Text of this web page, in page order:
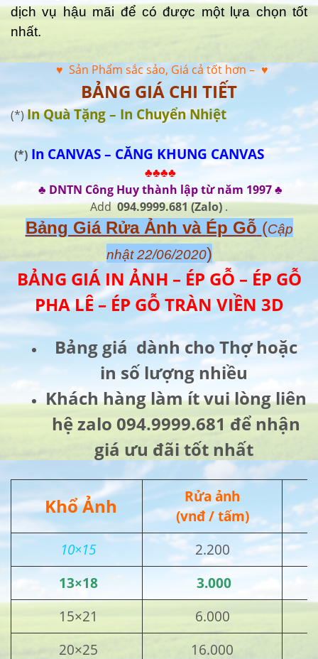
dịch vụ hậu mãi để có được một lựa chọn tốt
nhất.
♥ Sản Phẩm sắc sảo, Giá cả tốt hơn – ♥
BẢNG GIÁ CHI TIẾT
(*)In Quà Tặng – In Chuyển Nhiệt
(*) In CANVAS – CĂNG KHUNG CANVAS
♣♣♣♣
♣ DNTN Công Huy thành lập từ năm 1997 ♣
Add094.9999.681(Zalo).
Bảng Giá Rửa Ảnh và Ép Gỗ (Cập
nhật 22/06/2020)
BẢNG GIÁ IN ẢNH – ÉP GỖ – ÉP GỖ
PHA LÊ – ÉP GỖ TRÀN VIỀN 3D
Bảng giá dành cho Thợ hoặc
in số lượng nhiều
Khách hàng làm ít vui lòng liên
hệ zalo 094.9999.681 để nhận
giá ưu đãi tốt nhất
Khổ Ảnh
Rửa ảnh
(vnđ / tấm)
10×15
2.200
13×18
3.000
15×21
6.000
20×25
16.000